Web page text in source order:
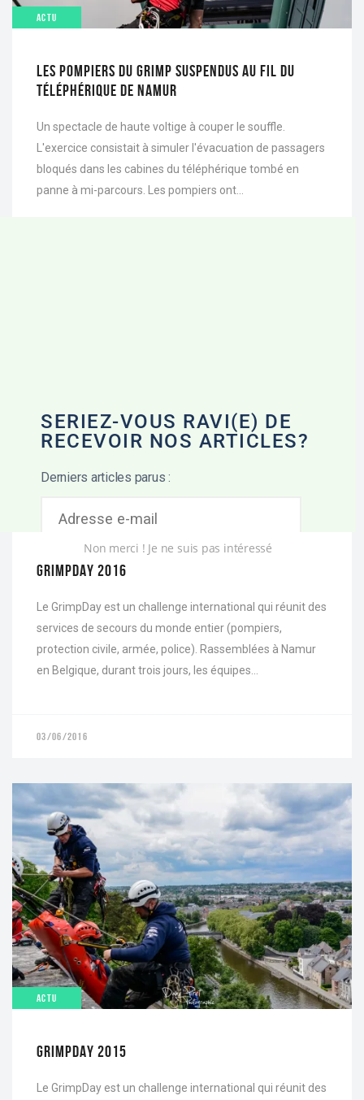
ACTU
LES POMPIERS DU GRIMP SUSPENDUS AU FIL DU
TÉLÉPHÉRIQUE DE NAMUR
Un spectacle de haute voltige à couper le souffle.
L'exercice consistait à simuler l'évacuation de passagers
bloqués dans les cabines du téléphérique tombé en
panne à mi-parcours. Les pompiers ont...
GRIMPDAY 2016
Le GrimpDay est un challenge international qui réunit des
services de secours du monde entier (pompiers,
protection civile, armée, police). Rassemblées à Namur
en Belgique, durant trois jours, les équipes...
03/06/2016
ACTU
GRIMPDAY 2015
Le GrimpDay est un challenge international qui réunit des
SERIEZ-VOUS RAVI(E) DE
RECEVOIR NOS ARTICLES?
Derniers articles parus :
S
E
-
A
I
L
S'INSCRIRE
Non merci ! Je ne suis pas intéressé